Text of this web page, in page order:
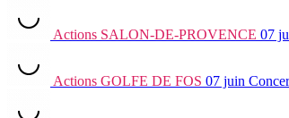
Actions SALON-DE-PROVENCE 07
Actions GOLFE DE FOS 07 juin